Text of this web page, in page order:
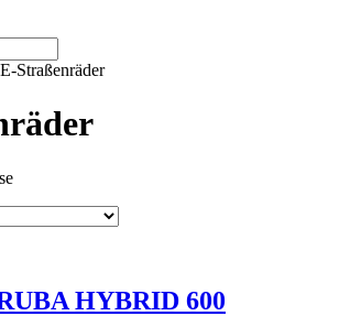
Straßenräder
HYBRID 600